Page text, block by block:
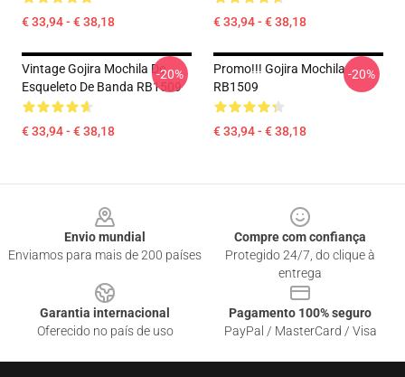
€ 33,94 - € 38,18 € 33,94 - € 38,18
Vintage Gojira Mochila De
Esqueleto De Banda RB1509
€ 33,94 - € 38,18
-20%
Promo!!! Gojira Mochila
RB1509
€ 33,94 - € 38,18
-20%
Envio mundial
Enviamos para mais de 200 países
Compre com confiança
Protegido 24/7, do clique à
entrega
Garantia internacional
Oferecido no país de uso
Pagamento 100% seguro
PayPal / MasterCard / Visa